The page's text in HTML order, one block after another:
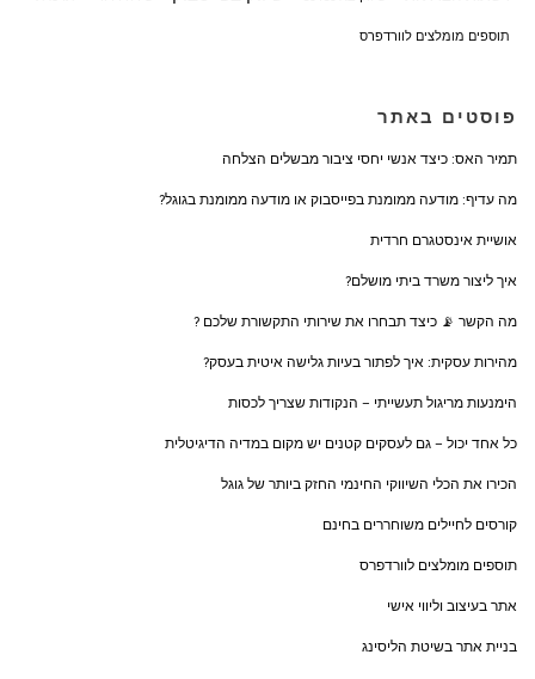
תוספים מומלצים לוורדפרס
פוסטים באתר
תמיר האס: כיצד אנשי יחסי ציבור מבשלים הצלחה
מה עדיף: מודעה ממומנת בפייסבוק או מודעה ממומנת בגוגל?
אושיית אינסטגרם חרדית
איך ליצור משרד ביתי מושלם?
מה הקשר 📡 כיצד תבחרו את שירותי התקשורת שלכם ?
מהירות עסקית: איך לפתור בעיות גלישה איטית בעסק?
הימנעות מריגול תעשייתי – הנקודות שצריך לכסות
כל אחד יכול – גם לעסקים קטנים יש מקום במדיה הדיגיטלית
הכירו את הכלי השיווקי החינמי החזק ביותר של גוגל
קורסים לחיילים משוחררים בחינם
תוספים מומלצים לוורדפרס
אתר בעיצוב וליווי אישי
בניית אתר בשיטת הליסינג